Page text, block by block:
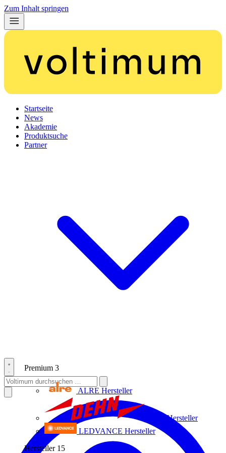
Zum Inhalt springen
Startseite
News
Akademie
Produktsuche
Partner
Premium 3
ALRE Hersteller
Hersteller
LEDVANCE Hersteller
Hersteller 15